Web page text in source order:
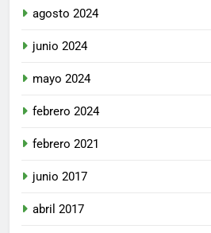
agosto 2024
junio 2024
mayo 2024
febrero 2024
febrero 2021
junio 2017
abril 2017